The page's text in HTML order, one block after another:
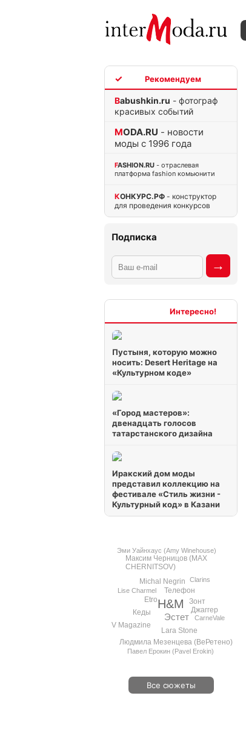
Babushkin.ru - фотограф
красивых событий
MODA.RU - новости
моды с 1996 года
FASHION.RU - отраслевая
платформа fashion комьюнити
КОНКУРС.РФ - конструктор
для проведения конкурсов
Подписка
Пустыня, которую можно
носить: Desert Heritage на
«Культурном коде»
«Город мастеров»:
двенадцать голосов
татарстанского дизайна
Иракский дом моды
представил коллекцию на
фестивале «Стиль жизни -
Культурный код» в Казани
H&M
Эстет
Телефон
Michal Negrin
Etro
Lara Stone
Кеды
Максим Черницов (MAX
CHERNITSOV)
V Magazine
Людмила Мезенцева (ВеРетено)
Джаггер
Зонт
Эми Уайнхаус (Amy Winehouse)
Павел Ерокин (Pavel Erokin)
Lise Charmel
CarneVale
Clarins
Все сюжеты